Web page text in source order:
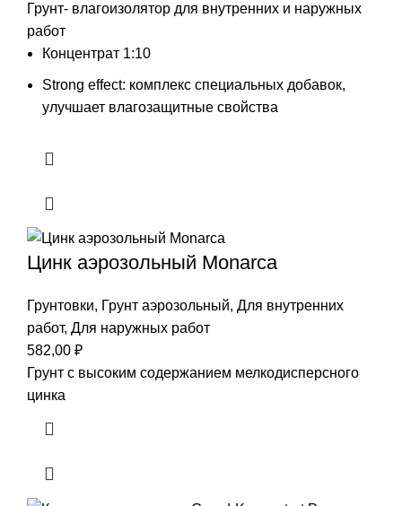
Грунт- влагоизолятор для внутренних и наружных
работ
Концентрат 1:10
Strong effect: комплекс специальных добавок,
улучшает влагозащитные свойства
Цинк аэрозольный Monarca
Грунтовки, Грунт аэрозольный, Для внутренних
работ, Для наружных работ
582,00 ₽
Грунт с высоким содержанием мелкодисперсного
цинка